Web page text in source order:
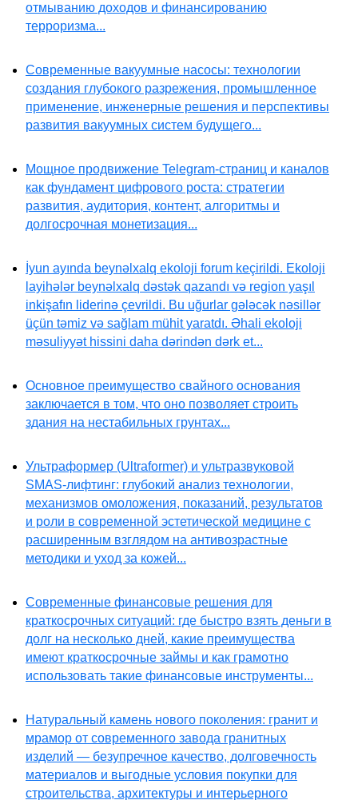
отмыванию доходов и финансированию
терроризма...
Современные вакуумные насосы: технологии
создания глубокого разрежения, промышленное
применение, инженерные решения и перспективы
развития вакуумных систем будущего...
Мощное продвижение Telegram-страниц и каналов
как фундамент цифрового роста: стратегии
развития, аудитория, контент, алгоритмы и
долгосрочная монетизация...
İyun ayında beynəlxalq ekoloji forum keçirildi. Ekoloji
layihələr beynəlxalq dəstək qazandı və region yaşıl
inkişafın liderinə çevrildi. Bu uğurlar gələcək nəsillər
üçün təmiz və sağlam mühit yaratdı. Əhali ekoloji
məsuliyyət hissini daha dərindən dərk et...
Основное преимущество свайного основания
заключается в том, что оно позволяет строить
здания на нестабильных грунтах...
Ультраформер (Ultraformer) и ультразвуковой
SMAS-лифтинг: глубокий анализ технологии,
механизмов омоложения, показаний, результатов
и роли в современной эстетической медицине с
расширенным взглядом на антивозрастные
методики и уход за кожей...
Современные финансовые решения для
краткосрочных ситуаций: где быстро взять деньги в
долг на несколько дней, какие преимущества
имеют краткосрочные займы и как грамотно
использовать такие финансовые инструменты...
Натуральный камень нового поколения: гранит и
мрамор от современного завода гранитных
изделий — безупречное качество, долговечность
материалов и выгодные условия покупки для
строительства, архитектуры и интерьерного